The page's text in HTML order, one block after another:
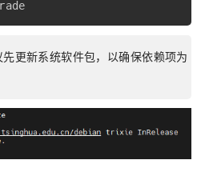
更新系统软件包，以确保依赖项为